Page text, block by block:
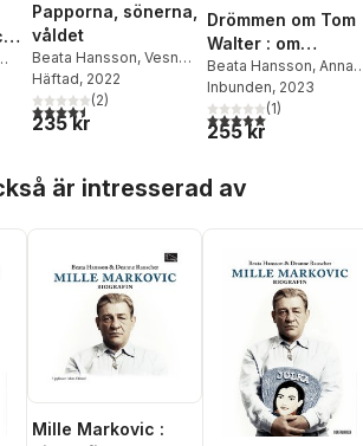
Papporna, sönerna,
våldet
Beata Hansson, Vesna
Prekopic
Häftad, 2022
4,5utav 5 stjärnor. Totalt antal röster:
(2)
235 kr
Drömmen om Tom
Walter : om
, skam och
efter kärlek
Beata Hansson, Anna-
Sara Fire
Inbunden, 2023
5,0utav 5 stjärnor.
(1)
255 kr
är intresserad av
Mille Markovic :